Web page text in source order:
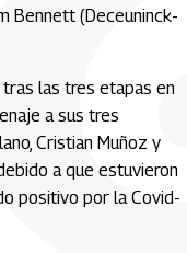
Bennett (Deceuninck-
las tres etapas en
a sus tres
Cristian Muñoz y
a que estuvieron
positivo por la Covid-